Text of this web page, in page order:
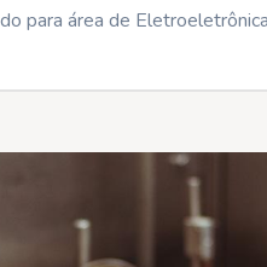
para área de